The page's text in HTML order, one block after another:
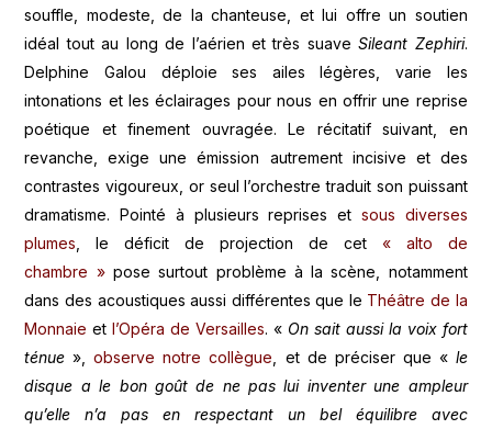
souffle, modeste, de la chanteuse, et lui offre un soutien
idéal tout au long de l’aérien et très suaveSileant Zephiri.
Delphine Galou déploie ses ailes légères, varie les
intonations et les éclairages pour nous en offrir une reprise
poétique et finement ouvragée. Le récitatif suivant, en
revanche, exige une émission autrement incisive et des
contrastes vigoureux, or seul l’orchestre traduit son puissant
dramatisme. Pointé à plusieurs reprises et sous diverses
plumes, le déficit de projection de cet « alto de
chambre »pose surtout problème à la scène, notamment
dans des acoustiques aussi différentes que le Théâtre de la
Monnaie et l’Opéra de Versailles. « On sait aussi la voix fort
ténue »,observe notre collègue, et de préciser que « le
disque a le bon goût de ne pas lui inventer une ampleur
qu’elle n’a pas en respectant un bel équilibre avec